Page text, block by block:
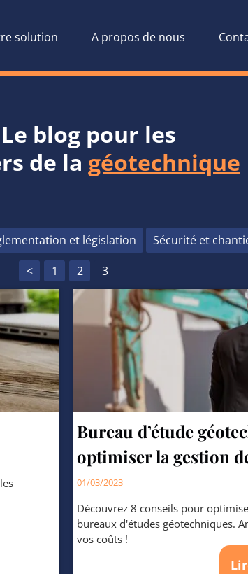
solution A propos de nous
Le blog pour les
de la géotechnique
et législation
Sécurité et
<
1 2 3
Bureau d’étude
optimiser la gestion
01/03/2023
Découvrez 8 conseils pour
bureaux d'études géotechniques.
vos coûts !